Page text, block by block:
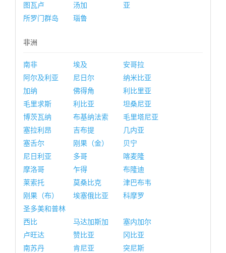
图瓦卢 汤加
亚
所罗门群岛
瑙鲁
非洲
南非 埃及
安哥拉
阿尔及利亚
尼日尔
纳米比亚
加纳
佛得角
利比里亚
毛里求斯
利比亚
坦桑尼亚
博茨瓦纳
布基纳法索
毛里塔尼亚
塞拉利昂
吉布提
几内亚
塞舌尔
刚果（金）
贝宁
尼日利亚
多哥
喀麦隆
摩洛哥
乍得
布隆迪
莱索托
莫桑比克
津巴布韦
刚果（布）
埃塞俄比亚
科摩罗
圣多美和普林
西比
马达加斯加
塞内加尔
卢旺达
赞比亚
冈比亚
南苏丹
肯尼亚 突尼斯